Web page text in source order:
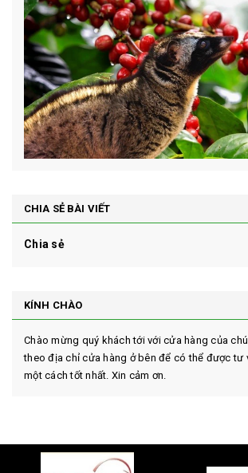
CHIA SẺ BÀI VIẾT
Chia sẻ
KÍNH CHÀO
Chào mừng quý khách tới với cửa hàng của
theo địa chỉ cửa hàng ở bên để có thể được tư
một cách tốt nhất. Xin cảm ơn.